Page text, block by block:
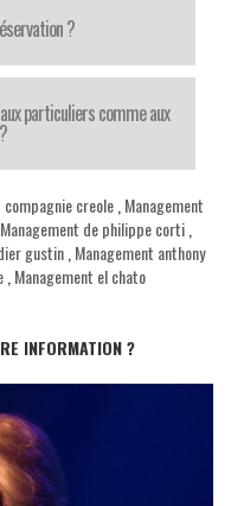
?
particuliers comme aux
compagnie creole, Management
Management de philippe corti
gustin, Management anthony
, Management el chato
INFORMATION ?